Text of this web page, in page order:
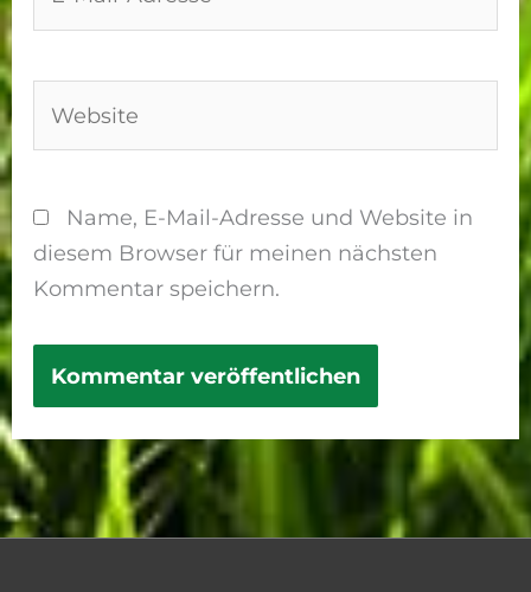
Name, E-Mail-Adresse und Website in
diesem Browser für meinen nächsten
Kommentar speichern.